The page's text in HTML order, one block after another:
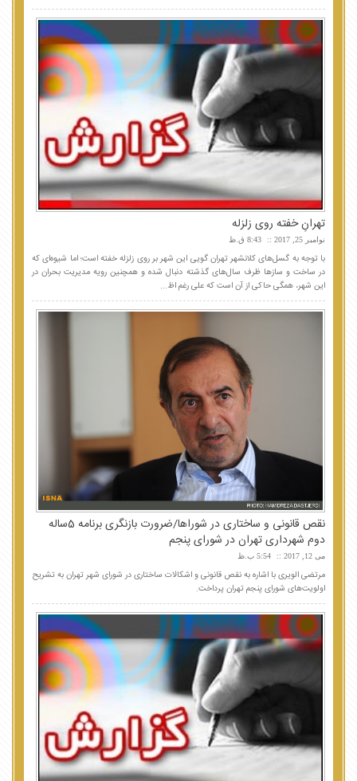
تهرانِ خفته روی زلزله
نوامبر 25, 2017 8:43 ق.ظ
با توجه به گسل‌های کلانشهر تهران گویی این شهر بر روی زلزله خفته است؛ اما شیوه‌ای که
در ساخت و سازها ظرف سال‌های گذشته دنبال شده و همچنین رویه مدیریت بحران در
این شهر، همگی حاکی از آن است که علی رغم اظ...
نقص قانونی و ساختاری در شوراها/ضرورت بازنگری برنامه 5ساله
دوم شهرداری تهران در شورای پنجم
می 12, 2017 5:54 ب.ظ
مرتضی الویری با اشاره به نقص قانونی و اشکالات ساختاری در شورای شهر تهران به تشریح
اولویت‌های شورای پنجم تهران پرداخت.